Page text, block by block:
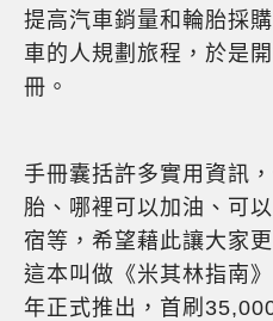
提高汽車銷量和輪胎採
車的人規劃旅程，於是
冊。
手冊囊括許多實用資訊
胎、哪裡可以加油、可
宿等，希望藉此讓大家
這本叫做《米其林指南
年正式推出，首刷